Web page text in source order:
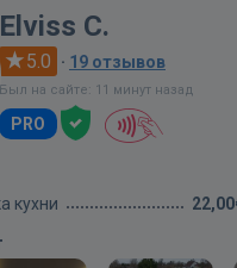
Elviss C.
5.0 · 19 отзывов
Был на сайте: 11 минут назад
PRO
кухни